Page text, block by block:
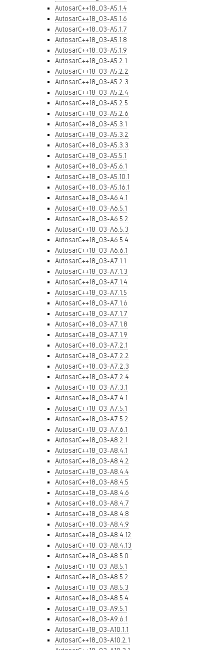
AutosarC++18_03-A5.1.4
AutosarC++18_03-A5.1.6
AutosarC++18_03-A5.1.7
AutosarC++18_03-A5.1.8
AutosarC++18_03-A5.1.9
AutosarC++18_03-A5.2.1
AutosarC++18_03-A5.2.2
AutosarC++18_03-A5.2.3
AutosarC++18_03-A5.2.4
AutosarC++18_03-A5.2.5
AutosarC++18_03-A5.2.6
AutosarC++18_03-A5.3.1
AutosarC++18_03-A5.3.2
AutosarC++18_03-A5.3.3
AutosarC++18_03-A5.5.1
AutosarC++18_03-A5.6.1
AutosarC++18_03-A5.10.1
AutosarC++18_03-A5.16.1
AutosarC++18_03-A6.4.1
AutosarC++18_03-A6.5.1
AutosarC++18_03-A6.5.2
AutosarC++18_03-A6.5.3
AutosarC++18_03-A6.5.4
AutosarC++18_03-A6.6.1
AutosarC++18_03-A7.1.1
AutosarC++18_03-A7.1.3
AutosarC++18_03-A7.1.4
AutosarC++18_03-A7.1.5
AutosarC++18_03-A7.1.6
AutosarC++18_03-A7.1.7
AutosarC++18_03-A7.1.8
AutosarC++18_03-A7.1.9
AutosarC++18_03-A7.2.1
AutosarC++18_03-A7.2.2
AutosarC++18_03-A7.2.3
AutosarC++18_03-A7.2.4
AutosarC++18_03-A7.3.1
AutosarC++18_03-A7.4.1
AutosarC++18_03-A7.5.1
AutosarC++18_03-A7.5.2
AutosarC++18_03-A7.6.1
AutosarC++18_03-A8.2.1
AutosarC++18_03-A8.4.1
AutosarC++18_03-A8.4.2
AutosarC++18_03-A8.4.4
AutosarC++18_03-A8.4.5
AutosarC++18_03-A8.4.6
AutosarC++18_03-A8.4.7
AutosarC++18_03-A8.4.8
AutosarC++18_03-A8.4.9
AutosarC++18_03-A8.4.12
AutosarC++18_03-A8.4.13
AutosarC++18_03-A8.5.0
AutosarC++18_03-A8.5.1
AutosarC++18_03-A8.5.2
AutosarC++18_03-A8.5.3
AutosarC++18_03-A8.5.4
AutosarC++18_03-A9.5.1
AutosarC++18_03-A9.6.1
AutosarC++18_03-A10.1.1
AutosarC++18_03-A10.2.1